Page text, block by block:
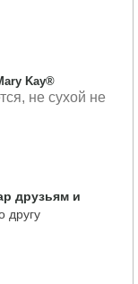
Kay®
не сухой не
друзьям и
другу